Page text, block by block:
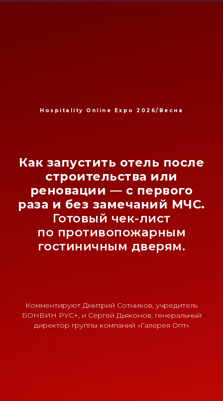
Hospitality Online Expo 2026/Весна
Как запустить отель после
строительства или
реновации — с первого
раза и без замечаний МЧС.
Готовый чек-лист
по противопожарным
гостиничным дверям.
Комментируют Дмитрий Сотников, учредитель
БОНВИН РУС+, и Сергей Дьяконов, генеральный
директор группы компаний «Галерея Опт»